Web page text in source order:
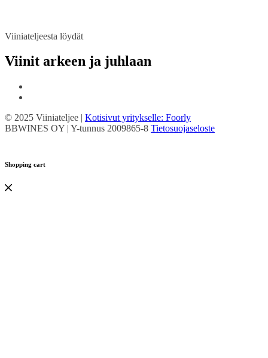
Viiniateljeesta löydät
Viinit arkeen ja juhlaan
© 2025 Viiniateljee | Kotisivut yritykselle: Foorly
BBWINES OY | Y-tunnus 2009865-8 Tietosuojaseloste
Shopping cart